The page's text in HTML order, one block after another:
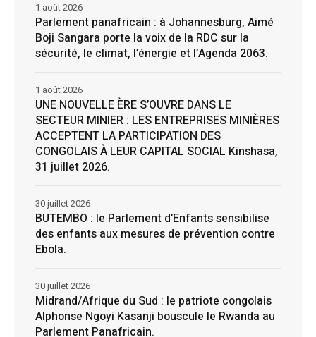
Parlement panafricain : à Johannesburg, Aimé
Boji Sangara porte la voix de la RDC sur la
sécurité, le climat, l’énergie et l’Agenda 2063.
1 août 2026
UNE NOUVELLE ÈRE S’OUVRE DANS LE
SECTEUR MINIER : LES ENTREPRISES MINIÈRES
ACCEPTENT LA PARTICIPATION DES
CONGOLAIS À LEUR CAPITAL SOCIAL Kinshasa,
31 juillet 2026.
1 août 2026
BUTEMBO : le Parlement d’Enfants sensibilise
des enfants aux mesures de prévention contre
Ebola.
30 juillet 2026
Midrand/Afrique du Sud : le patriote congolais
Alphonse Ngoyi Kasanji bouscule le Rwanda au
Parlement Panafricain.
30 juillet 2026